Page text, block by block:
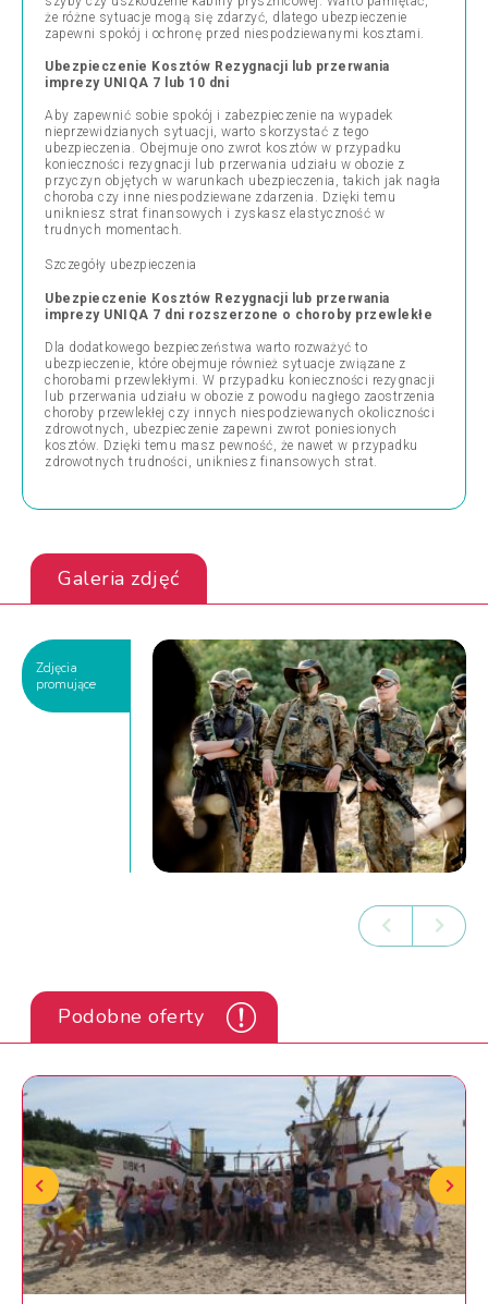
że różne sytuacje mogą się zdarzyć, dlatego ubezpieczenie
zapewni spokój i ochronę przed niespodziewanymi kosztami.
Ubezpieczenie Kosztów Rezygnacji lub przerwania
imprezy UNIQA 7 lub 10 dni
Aby zapewnić sobie spokój i zabezpieczenie na wypadek
nieprzewidzianych sytuacji, warto skorzystać z tego
ubezpieczenia. Obejmuje ono zwrot kosztów w przypadku
konieczności rezygnacji lub przerwania udziału w obozie z
przyczyn objętych w warunkach ubezpieczenia, takich jak nagła
choroba czy inne niespodziewane zdarzenia. Dzięki temu
unikniesz strat finansowych i zyskasz elastyczność w
trudnych momentach.
Szczegóły ubezpieczenia
Ubezpieczenie Kosztów Rezygnacji lub przerwania
imprezy UNIQA 7 dni rozszerzone o choroby przewlekłe
Dla dodatkowego bezpieczeństwa warto rozważyć to
ubezpieczenie, które obejmuje również sytuacje związane z
chorobami przewlekłymi. W przypadku konieczności rezygnacji
lub przerwania udziału w obozie z powodu nagłego zaostrzenia
choroby przewlekłej czy innych niespodziewanych okoliczności
zdrowotnych, ubezpieczenie zapewni zwrot poniesionych
kosztów. Dzięki temu masz pewność, że nawet w przypadku
zdrowotnych trudności, unikniesz finansowych strat.
Galeria zdjęć
Zdjęcia
promujące
Podobne oferty